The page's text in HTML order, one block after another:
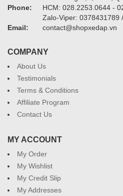
Phone:
HCM: 028.2253.0644 -
Zalo-Viper: 0378431789
Email:
contact@shopxedap.vn
COMPANY
About Us
Testimonials
Terms & Conditions
Affiliate Program
Contact Us
MY ACCOUNT
My Order
My Wishlist
My Credit Slip
My Addresses